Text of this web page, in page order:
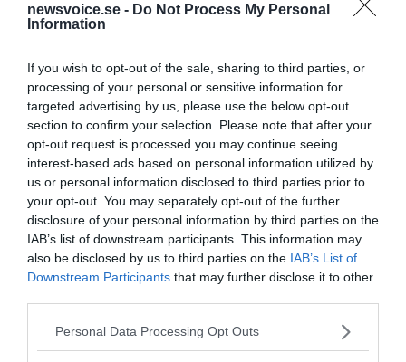
newsvoice.se - Do Not Process My Personal
Information
If you wish to opt-out of the sale, sharing to third parties, or
processing of your personal or sensitive information for
targeted advertising by us, please use the below opt-out
section to confirm your selection. Please note that after your
opt-out request is processed you may continue seeing
interest-based ads based on personal information utilized by
us or personal information disclosed to third parties prior to
your opt-out. You may separately opt-out of the further
disclosure of your personal information by third parties on the
IAB’s list of downstream participants. This information may
also be disclosed by us to third parties on the IAB’s List of
Downstream Participants that may further disclose it to other
Please note that this website/app uses one or more Google
Personal Data Processing Opt Outs
MEDIA PARTNERS